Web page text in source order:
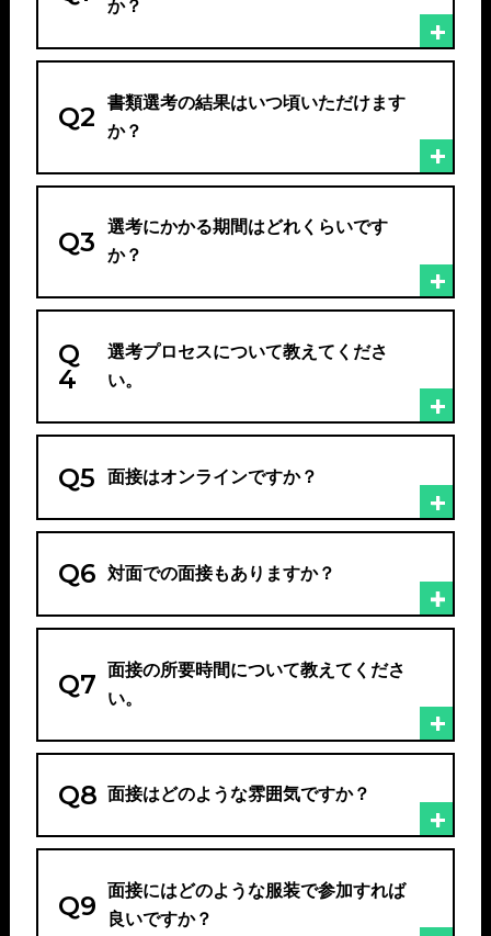
か？
Q2
書類選考の結果はいつ頃いただけます
か？
Q3
選考にかかる期間はどれくらいです
か？
Q
4
選考プロセスについて教えてくださ
い。
Q5 面接はオンラインですか？
Q6 対面での面接もありますか？
Q7
面接の所要時間について教えてくださ
い。
Q8 面接はどのような雰囲気ですか？
Q9
面接にはどのような服装で参加すれば
良いですか？